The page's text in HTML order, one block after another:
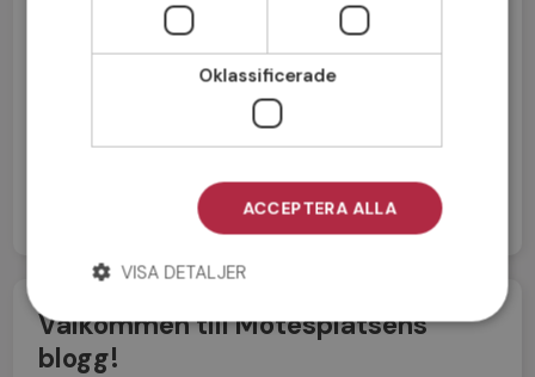
Medlemsvillkoren
Jag accepterarPersonuppgiftspolicyn
Välkommen till Mötesplatsens
blogg!
Oklassificerade
ACCEPTERA ALLA
VISA DETALJER